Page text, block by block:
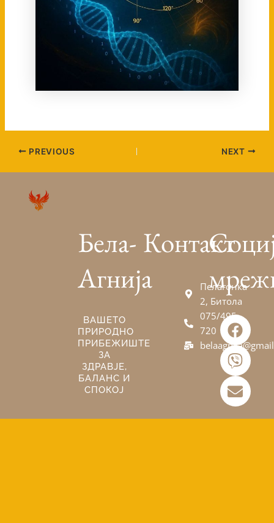
PREVIOUS NEXT
Бела-
Агнија
ВАШЕТО
ПРИРОДНО
ПРИБЕЖИШТЕ
ЗА
ЗДРАВЈЕ,
БАЛАНС И
СПОКОЈ
Контакт
Пелагонка
2, Битола
075/495-
720
F
a
c
e
b
o
V
i
b
e
r
E
n
v
e
l
o